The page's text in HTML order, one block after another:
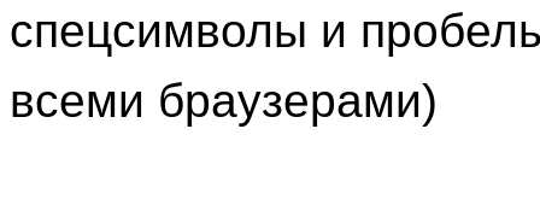
спецсимволы и
всеми браузерами)